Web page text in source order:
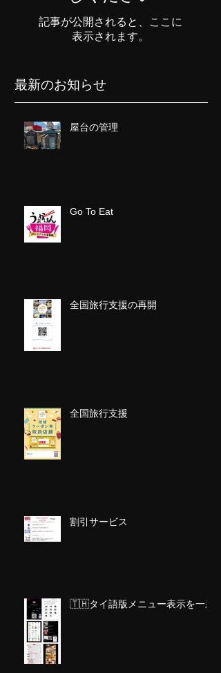
記事が公開されると、ここに
表示されます。
最新のお知らせ
屋台の管理
Go To Eat
全国旅行支援の再開
全国旅行支援
割引サービス
🇹🇭タイ語版メニュー表示を一新